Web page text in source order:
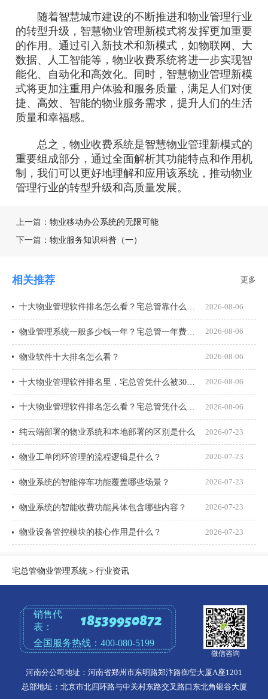
随着智慧城市建设的不断推进和物业管理行业
的转型升级，智慧物业管理新模式将发挥更加重要
的作用。通过引入新技术和新模式，如物联网、大
数据、人工智能等，物业收费系统将进一步实现智
能化、自动化和高效化。同时，智慧物业管理新模
式将更加注重用户体验和服务质量，满足人们对便
捷、高效、智能的物业服务需求，提升人们的生活
质量和幸福感。
总之，物业收费系统是智慧物业管理新模式的
重要组成部分，通过全面解析其功能特点和作用机
制，我们可以更好地理解和应用该系统，推动物业
管理行业的转型升级和高质量发展。
上一篇： 物业移动办公系统的无限可能
下一篇： 物业服务知识科普（一）
相关推荐 更多
2026-08-06
2026-08-06
物业软件十大排名怎么看？ 2026-08-06
2026-08-06
十大物业管理软件排名怎么看？宅总管凭什么能进榜？ 2026-08-06
纯云端部署的物业系统和本地部署的区别是什么 2026-07-23
物业工单闭环管理的流程逻辑是什么？ 2026-07-23
物业系统的智能停车功能覆盖哪些场景？ 2026-07-23
物业系统的智能收费功能具体包含哪些内容？ 2026-07-23
物业设备管控模块的核心作用是什么？ 2026-07-23
宅总管物业管理系统＞行业资讯
销售代
表：
18539950872
全国服务热线：400-080-5199
微信咨询
河南分公司地址：河南省郑州市东明路郑汴路御玺大厦A座1201
总部地址：北京市北四环路与中关村东路交叉路口东北角银谷大厦